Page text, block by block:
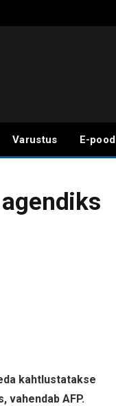
Varustus E-pood
kahtlustatakse
vahendab AFP.